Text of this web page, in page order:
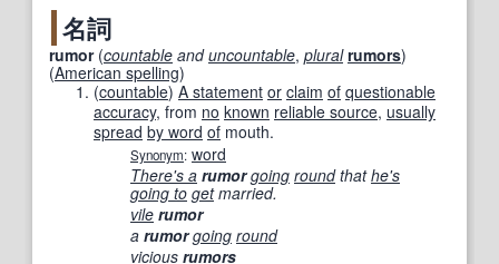
名詞
rumor(countable anduncountable, plural rumors)
(American spelling)
(countable) A statement or claim of questionable
accuracy, from no known reliable source, usually
spread by word of mouth.
Synonym: word
There's a rumor going roundthathe's
going to getmarried.
vile rumor
a rumor going round
vicious rumors